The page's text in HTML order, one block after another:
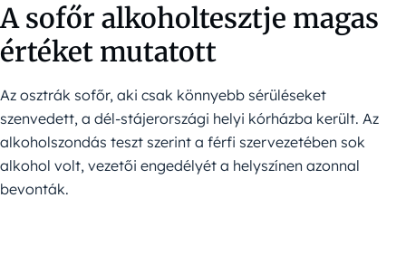
A sofőr alkoholtesztje magas
értéket mutatott
Az osztrák sofőr, aki csak könnyebb sérüléseket
szenvedett, a dél-stájerországi helyi kórházba került. Az
alkoholszondás teszt szerint a férfi szervezetében sok
alkohol volt, vezetői engedélyét a helyszínen azonnal
bevonták.